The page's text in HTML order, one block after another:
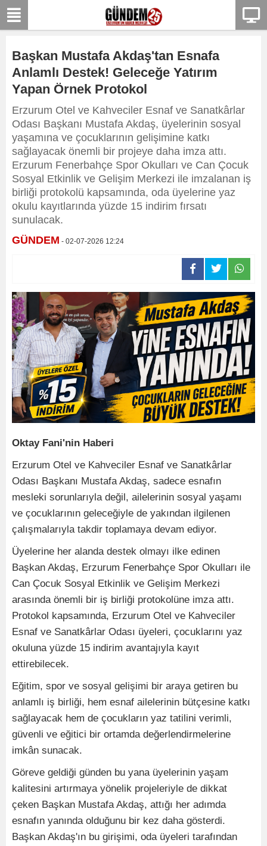
Başkan Mustafa Akdaş'tan Esnafa
Anlamlı Destek! Geleceğe Yatırım
Yapan Örnek Protokol
Erzurum Otel ve Kahveciler Esnaf ve Sanatkârlar
Odası Başkanı Mustafa Akdaş, üyelerinin sosyal
yaşamına ve çocuklarının gelişimine katkı
sağlayacak önemli bir projeye daha imza attı.
Erzurum Fenerbahçe Spor Okulları ve Can Çocuk
Sosyal Etkinlik ve Gelişim Merkezi ile imzalanan iş
birliği protokolü kapsamında, oda üyelerine yaz
okulu kayıtlarında yüzde 15 indirim fırsatı
sunulacak.
GÜNDEM - 02-07-2026 12:24
Oktay Fani'nin Haberi
Erzurum Otel ve Kahveciler Esnaf ve Sanatkârlar
Odası Başkanı Mustafa Akdaş, sadece esnafın
mesleki sorunlarıyla değil, ailelerinin sosyal yaşamı
ve çocuklarının geleceğiyle de yakından ilgilenen
çalışmalarıyla takdir toplamaya devam ediyor.
Üyelerine her alanda destek olmayı ilke edinen
Başkan Akdaş, Erzurum Fenerbahçe Spor Okulları ile
Can Çocuk Sosyal Etkinlik ve Gelişim Merkezi
arasında önemli bir iş birliği protokolüne imza attı.
Protokol kapsamında, Erzurum Otel ve Kahveciler
Esnaf ve Sanatkârlar Odası üyeleri, çocuklarını yaz
okuluna yüzde 15 indirim avantajıyla kayıt
ettirebilecek.
Eğitim, spor ve sosyal gelişimi bir araya getiren bu
anlamlı iş birliği, hem esnaf ailelerinin bütçesine katkı
sağlayacak hem de çocukların yaz tatilini verimli,
güvenli ve eğitici bir ortamda değerlendirmelerine
imkân sunacak.
Göreve geldiği günden bu yana üyelerinin yaşam
kalitesini artırmaya yönelik projeleriyle de dikkat
çeken Başkan Mustafa Akdaş, attığı her adımda
esnafın yanında olduğunu bir kez daha gösterdi.
Başkan Akdaş'ın bu girişimi, oda üyeleri tarafından